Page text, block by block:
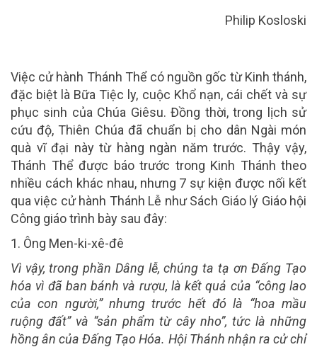
Philip Kosloski
Việc cử hành Thánh Thể có nguồn gốc từ Kinh thánh,
đặc biệt là Bữa Tiệc ly, cuộc Khổ nạn, cái chết và sự
phục sinh của Chúa Giêsu. Đồng thời, trong lịch sử
cứu độ, Thiên Chúa đã chuẩn bị cho dân Ngài món
quà vĩ đại này từ hàng ngàn năm trước. Thậyvậy,
Thánh Thể được báo trước trong Kinh Thánh theo
nhiều cách khác nhau, nhưng 7 sự kiện được nối kết
qua việc cử hành Thánh Lễ như Sách Giáo lý Giáo hội
Công giáo trình bày sau đây:
1. Ông Men-ki-xê-đê
Vì vậy, trong phần Dâng lễ, chúng ta tạ ơn Đấng Tạo
hóa vì đã ban bánh và rượu, là kết quả của “công lao
của con người,” nhưng trước hết đó là “hoa mầu
ruộng đất” và “sản phẩm từ cây nho”, tức là những
hồng ân của Đấng Tạo Hóa. Hội Thánh nhận ra cử chỉ